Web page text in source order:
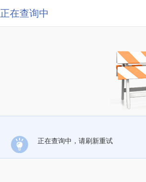
正在查询中
正在查询中，请刷新重试